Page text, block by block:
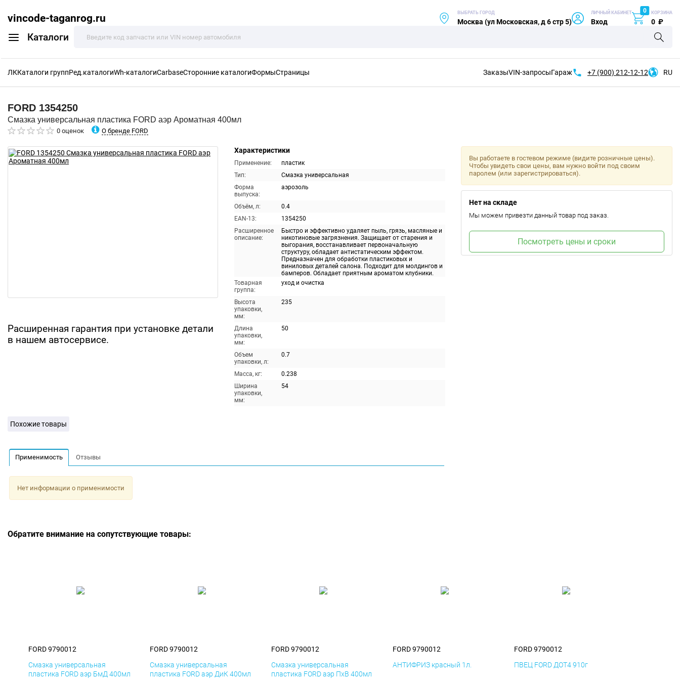
vincode-taganrog.ru
Каталоги
ВЫБРАТЬ ГОРОД
Москва (ул Московская, д 6 стр 5)
ЛИЧНЫЙ КАБИНЕТ
Вход
0 КОРЗИНА
0 ₽
ЛККаталоги группРед.каталогиWh-каталогиCarbaseСторонние каталогиФормыСтраницы ЗаказыVIN-запросыГараж +7 (900) 212-12-12 RU
FORD 1354250
Смазка универсальная пластика FORD аэр Ароматная 400мл
0 оценок О бренде FORD
Расширенная гарантия при установке детали
в нашем автосервисе.
Характеристики
Применение:
пластик
Тип:
Смазка универсальная
Форма
выпуска:
аэрозоль
Объём, л:
0.4
EAN-13:
1354250
Расширенное
описание:
Быстро и эффективно удаляет пыль, грязь, масляные и
никотиновые загрязнения. Защищает от старения и
выгорания, восстанавливает первоначальную
структуру, обладает антистатическим эффектом.
Предназначен для обработки пластиковых и
виниловых деталей салона. Подходит для молдингов и
бамперов. Обладает приятным ароматом клубники.
Товарная
группа:
уход и очистка
Высота
упаковки,
мм:
235
Длина
упаковки,
мм:
50
Объем
упаковки, л:
0.7
Масса, кг:
0.238
Ширина
упаковки,
мм:
54
Вы работаете в гостевом режиме (видите розничные цены).
Чтобы увидеть свои цены, вам нужно войти под своим
паролем (или зарегистрироваться).
Нет на складе
Мы можем привезти данный товар под заказ.
Посмотреть цены и сроки
Похожие товары
Применимость Отзывы
Нет информации о применимости
Обратите внимание на сопутствующие товары:
FORD 9790012
Смазка универсальная
пластика FORD аэр БмД 400мл
FORD 9790012
Смазка универсальная
пластика FORD аэр ДиК 400мл
FORD 9790012
Смазка универсальная
пластика FORD аэр ПхВ 400мл
FORD 9790012
АНТИФРИЗ красный 1л.
FORD 9790012
ПВЕЦ FORD ДОТ4 910г